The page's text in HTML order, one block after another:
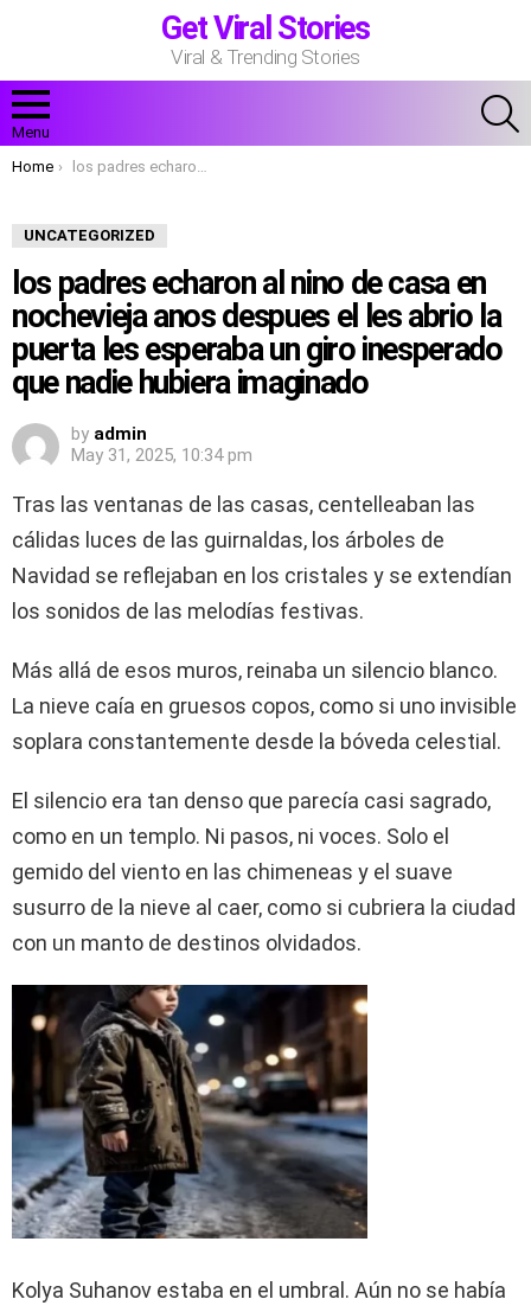
Get Viral Stories
Viral & Trending Stories
Menu
You are here:
Home los padres echaron al nino de casa en nochevieja anos despues el les abrio la puerta les esperaba un giro inesperado que nadie hubiera imaginado
UNCATEGORIZED
los padres echaron al nino de casa en
nochevieja anos despues el les abrio la
puerta les esperaba un giro inesperado
que nadie hubiera imaginado
by admin
May 31, 2025, 10:34 pm
Tras las ventanas de las casas, centelleaban las
cálidas luces de las guirnaldas, los árboles de
Navidad se reflejaban en los cristales y se extendían
los sonidos de las melodías festivas.
Más allá de esos muros, reinaba un silencio blanco.
La nieve caía en gruesos copos, como si uno invisible
soplara constantemente desde la bóveda celestial.
El silencio era tan denso que parecía casi sagrado,
como en un templo. Ni pasos, ni voces. Solo el
gemido del viento en las chimeneas y el suave
susurro de la nieve al caer, como si cubriera la ciudad
con un manto de destinos olvidados.
Kolya Suhanov estaba en el umbral. Aún no se había